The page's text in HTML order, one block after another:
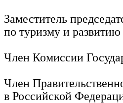
Заместитель
по туризму и
Член Комиссии
Член
в Российской